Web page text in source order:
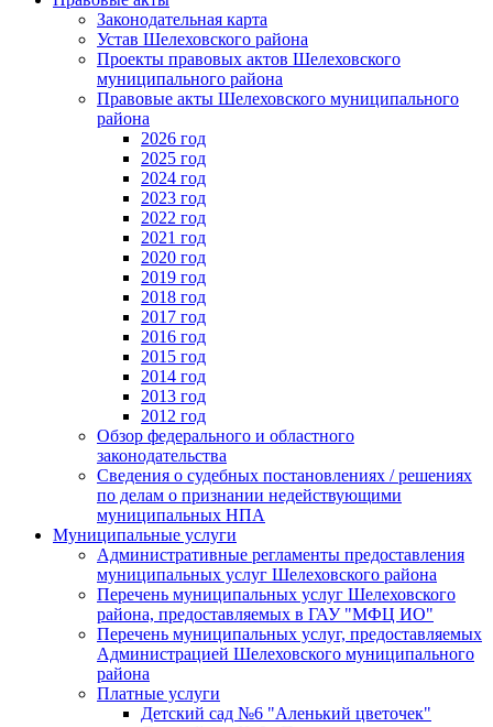
Законодательная карта
Устав Шелеховского района
Проекты правовых актов Шелеховского
муниципального района
Правовые акты Шелеховского муниципального
района
2026 год
2025 год
2024 год
2023 год
2022 год
2021 год
2020 год
2019 год
2018 год
2017 год
2016 год
2015 год
2014 год
2013 год
2012 год
Обзор федерального и областного
законодательства
Сведения о судебных постановлениях / решениях
по делам о признании недействующими
муниципальных НПА
Муниципальные услуги
Административные регламенты предоставления
муниципальных услуг Шелеховского района
Перечень муниципальных услуг Шелеховского
района, предоставляемых в ГАУ "МФЦ ИО"
Перечень муниципальных услуг, предоставляемых
Администрацией Шелеховского муниципального
района
Платные услуги
Детский сад №6 "Аленький цветочек"